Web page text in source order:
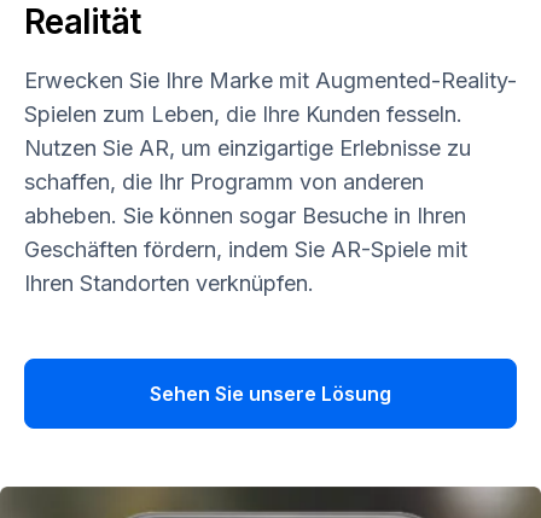
Realität
Erwecken Sie Ihre Marke mit Augmented-Reality-
Spielen zum Leben, die Ihre Kunden fesseln.
Nutzen Sie AR, um einzigartige Erlebnisse zu
schaffen, die Ihr Programm von anderen
abheben. Sie können sogar Besuche in Ihren
Geschäften fördern, indem Sie AR-Spiele mit
Ihren Standorten verknüpfen.
Sehen Sie unsere Lösung